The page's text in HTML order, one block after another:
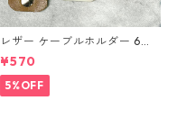
レザー ケーブルホルダー 6個
セット
¥570
5%OFF